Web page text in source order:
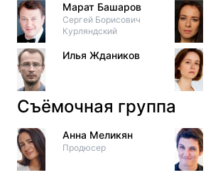
Марат Башаров
Сергей Борисович
Курляндский
Илья Ждаников
Съёмочная группа
Анна Меликян
Продюсер